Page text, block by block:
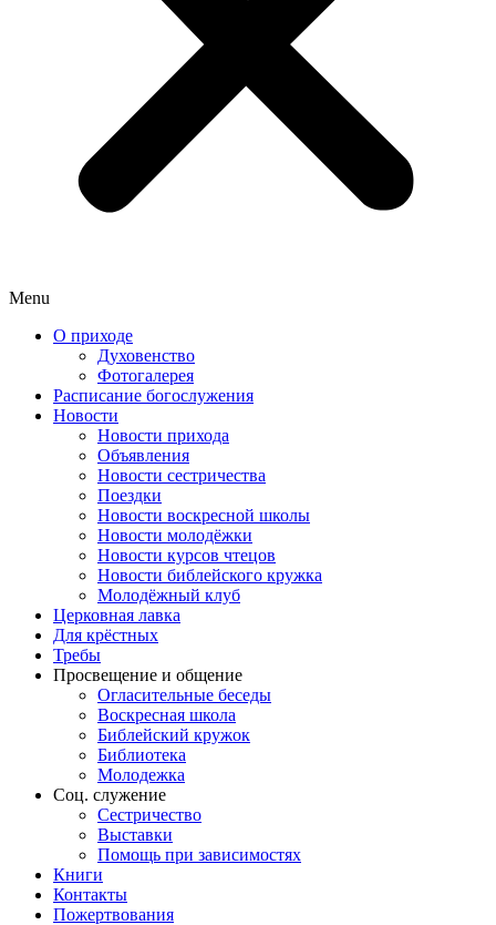
Menu
О приходе
Духовенство
Фотогалерея
Расписание богослужения
Новости
Новости прихода
Объявления
Новости сестричества
Поездки
Новости воскресной школы
Новости молодёжки
Новости курсов чтецов
Новости библейского кружка
Молодёжный клуб
Церковная лавка
Для крёстных
Требы
Просвещение и общение
Огласительные беседы
Воскресная школа
Библейский кружок
Библиотека
Молодежка
Соц. служение
Сестричество
Выставки
Помощь при зависимостях
Книги
Контакты
Пожертвования